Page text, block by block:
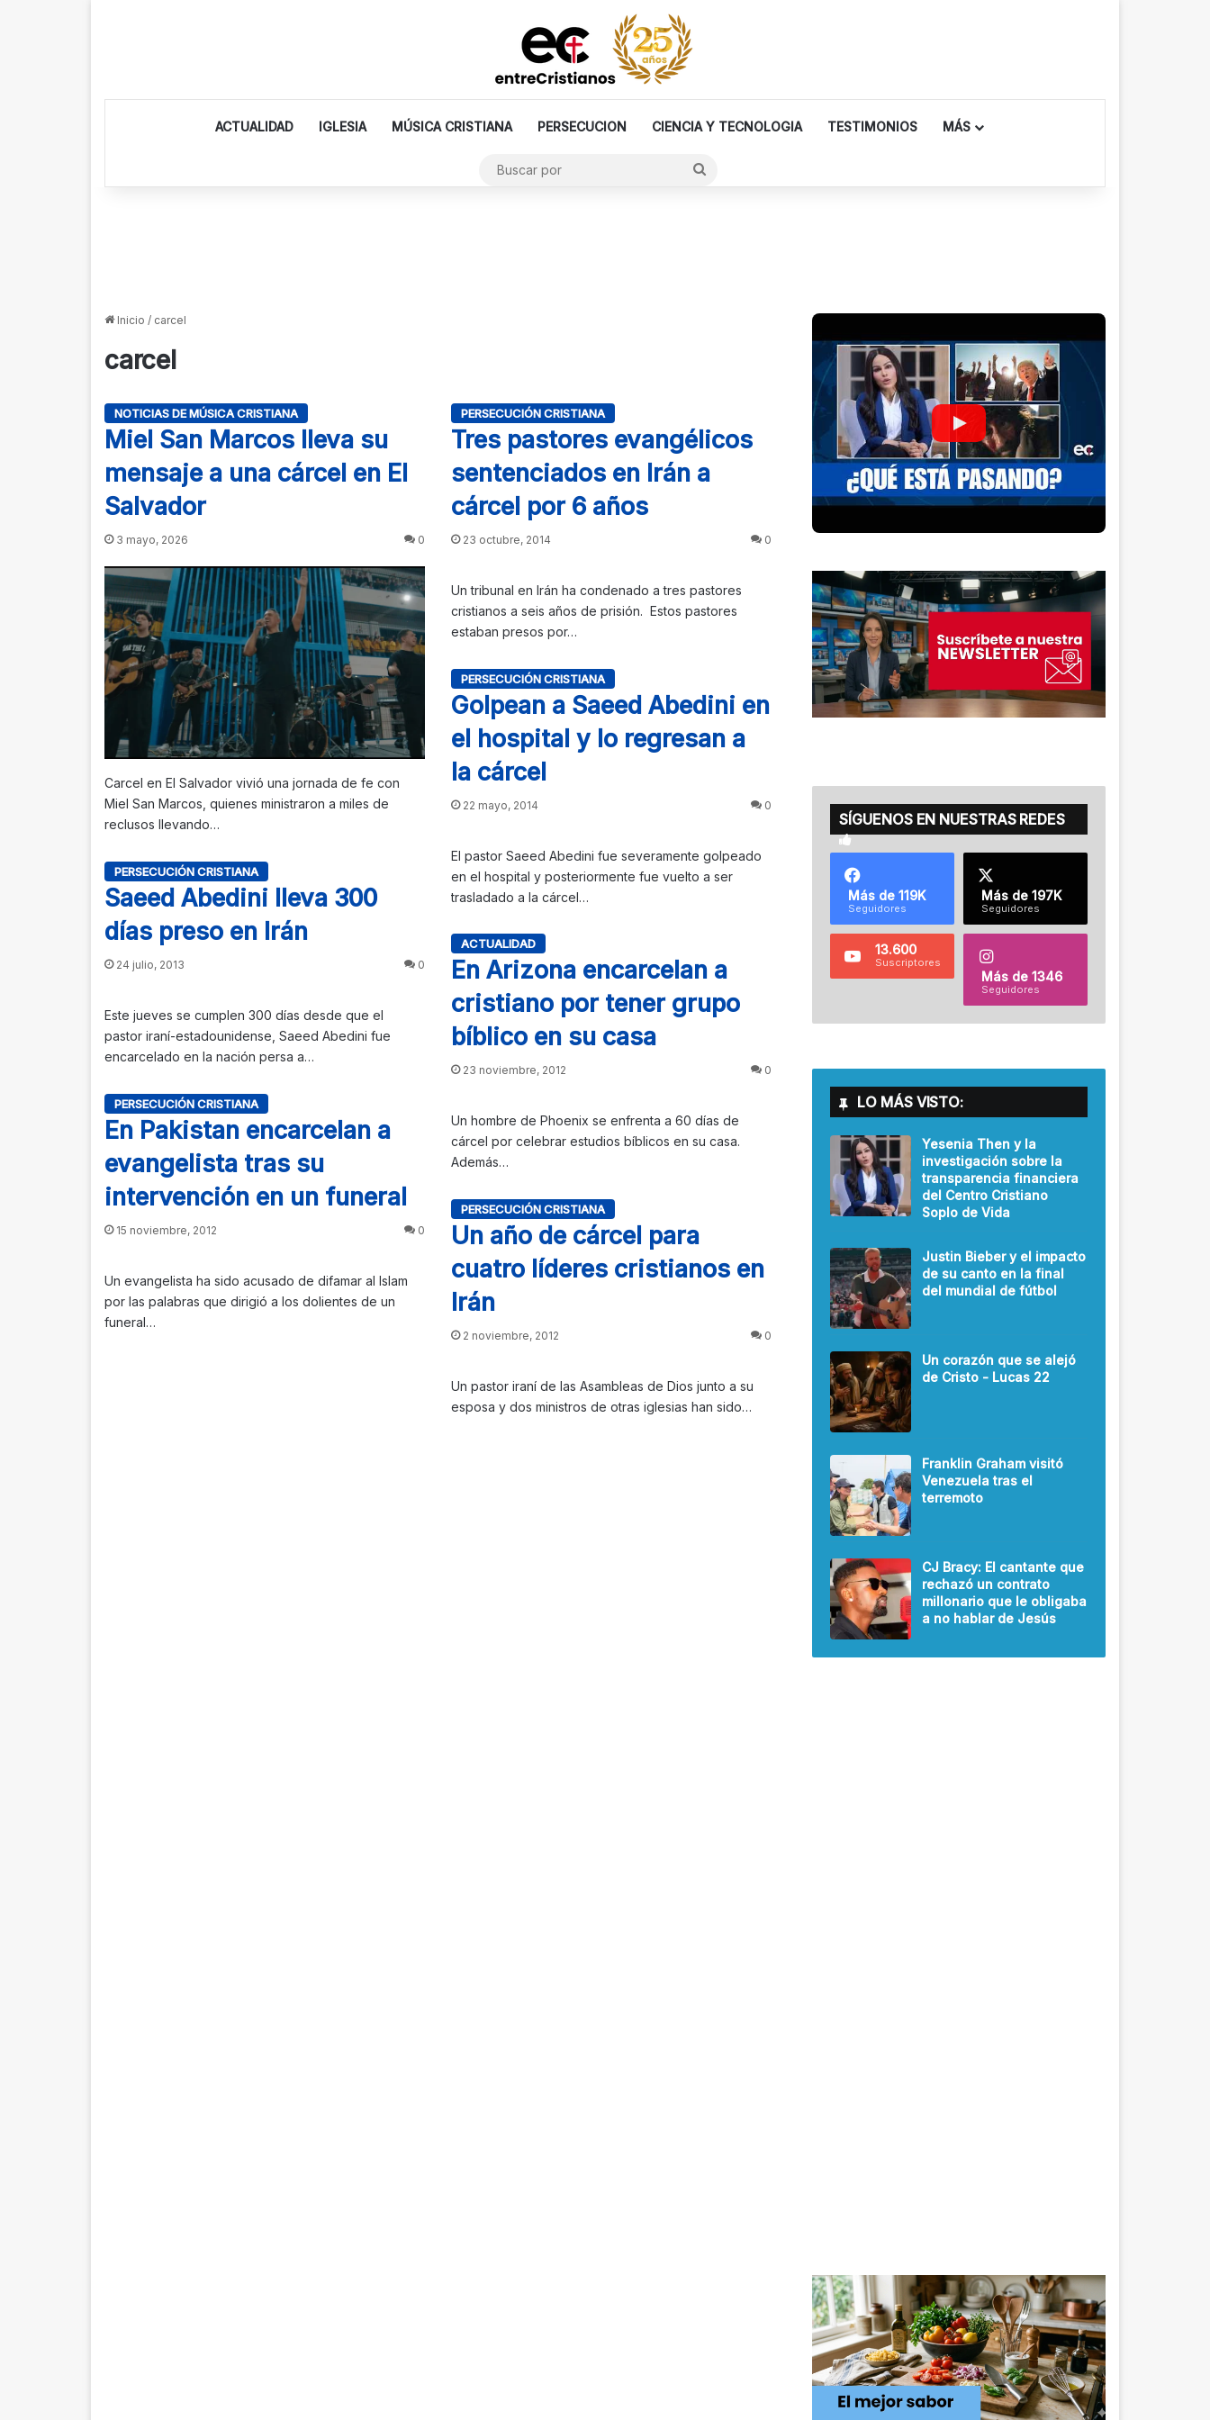
ACTUALIDAD IGLESIA MÚSICA CRISTIANA PERSECUCION CIENCIA Y TECNOLOGIA TESTIMONIOS MÁS
Inicio / carcel
carcel
NOTICIAS DE MÚSICA CRISTIANA
Miel San Marcos lleva su
mensaje a una cárcel en El
Salvador
3 mayo, 2026 0
Carcel en El Salvador vivió una jornada de fe con
Miel San Marcos, quienes ministraron a miles de
reclusos llevando…
PERSECUCIÓN CRISTIANA
Tres pastores evangélicos
sentenciados en Irán a
cárcel por 6 años
23 octubre, 2014 0
Un tribunal en Irán ha condenado a tres pastores
cristianos a seis años de prisión. Estos pastores
estaban presos por…
PERSECUCIÓN CRISTIANA
Golpean a Saeed Abedini en
el hospital y lo regresan a
la cárcel
22 mayo, 2014 0
El pastor Saeed Abedini fue severamente golpeado
en el hospital y posteriormente fue vuelto a ser
trasladado a la cárcel…
PERSECUCIÓN CRISTIANA
Saeed Abedini lleva 300
días preso en Irán
24 julio, 2013 0
Este jueves se cumplen 300 días desde que el
pastor iraní-estadounidense, Saeed Abedini fue
encarcelado en la nación persa a…
ACTUALIDAD
En Arizona encarcelan a
cristiano por tener grupo
bíblico en su casa
23 noviembre, 2012 0
Un hombre de Phoenix se enfrenta a 60 días de
cárcel por celebrar estudios bíblicos en su casa.
Además…
PERSECUCIÓN CRISTIANA
En Pakistan encarcelan a
evangelista tras su
intervención en un funeral
15 noviembre, 2012 0
Un evangelista ha sido acusado de difamar al Islam
por las palabras que dirigió a los dolientes de un
funeral…
PERSECUCIÓN CRISTIANA
Un año de cárcel para
cuatro líderes cristianos en
Irán
2 noviembre, 2012 0
Un pastor iraní de las Asambleas de Dios junto a su
esposa y dos ministros de otras iglesias han sido…
SÍGUENOS EN NUESTRAS REDES
Más de 119K
Seguidores
Más de 197K
Seguidores
13.600
Suscriptores
Más de 1346
Seguidores
LO MÁS VISTO:
Yesenia Then y la
investigación sobre la
transparencia financiera
del Centro Cristiano
Soplo de Vida
Justin Bieber y el impacto
de su canto en la final
del mundial de fútbol
Un corazón que se alejó
de Cristo - Lucas 22
Franklin Graham visitó
Venezuela tras el
terremoto
CJ Bracy: El cantante que
rechazó un contrato
millonario que le obligaba
a no hablar de Jesús